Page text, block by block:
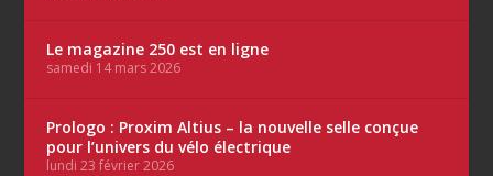
Le magazine 250 est en ligne
samedi 14 mars 2026
Prologo : Proxim Altius – la nouvelle selle conçue
pour l’univers du vélo électrique
lundi 23 février 2026